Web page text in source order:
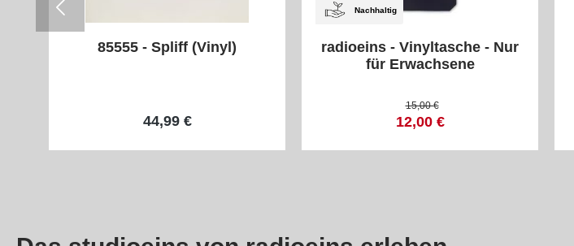
85555 - Spliff (Vinyl)
44,99 €
Nachhaltig
radioeins - Vinyltasche - Nur
für Erwachsene
15,00 €
12,00 €